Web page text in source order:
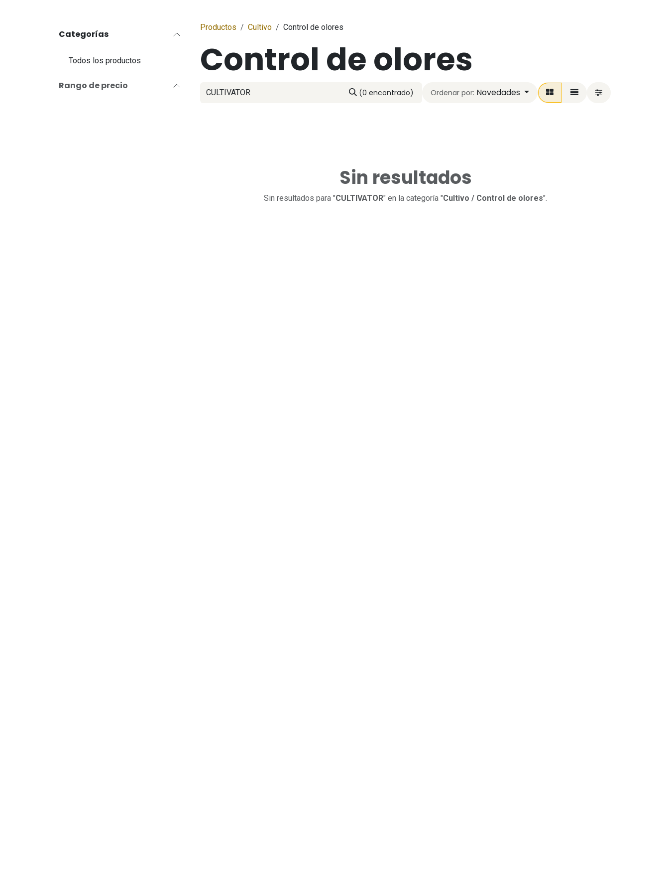
Categorías
Todos los productos
Rango de precio
Productos Cultivo Control de olores
Control de olores
(0 encontrado) Ordenar por: Novedades
Sin resultados
Sin resultados para "CULTIVATOR" en la categoría "Cultivo / Control de olores".